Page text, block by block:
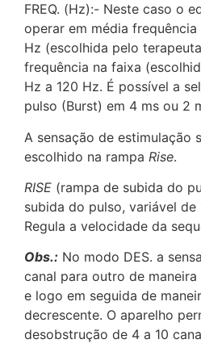
FREQ. (Hz):- Neste caso o
operar em média
Hz (escolhida pelo
frequência na faixa
Hz a 120 Hz. É possível a
pulso (Burst) em 4 ms ou 2
A sensação de estimulação
escolhido na rampa Rise.
RISE (rampa de subida do
subida do pulso, variável de
Regula a velocidade da
Obs.: No modo DES. a
canal para outro de
e logo em seguida de
decrescente. O aparelho
desobstrução de 4 a 10